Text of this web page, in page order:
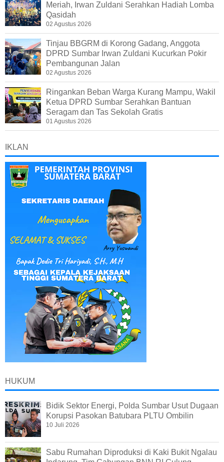
Meriah, Irwan Zuldani Serahkan Hadiah Lomba
Qasidah
02 Agustus 2026
Tinjau BBGRM di Korong Gadang, Anggota
DPRD Sumbar Irwan Zuldani Kucurkan Pokir
Pembangunan Jalan
02 Agustus 2026
Ringankan Beban Warga Kurang Mampu, Wakil
Ketua DPRD Sumbar Serahkan Bantuan
Seragam dan Tas Sekolah Gratis
01 Agustus 2026
IKLAN
HUKUM
Bidik Sektor Energi, Polda Sumbar Usut Dugaan
Korupsi Pasokan Batubara PLTU Ombilin
10 Juli 2026
Sabu Rumahan Diproduksi di Kaki Bukit Ngalau